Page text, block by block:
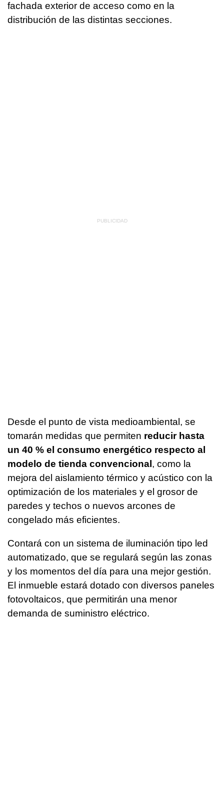
fachada exterior de acceso como en la
distribución de las distintas secciones.
Desde el punto de vista medioambiental, se
tomarán medidas que permiten reducir hasta
un 40 % el consumo energético respecto al
modelo de tienda convencional , como la
mejora del aislamiento térmico y acústico con la
optimización de los materiales y el grosor de
paredes y techos o nuevos arcones de
congelado más eficientes.
Contará con un sistema de iluminación tipo led
automatizado, que se regulará según las zonas
y los momentos del día para una mejor gestión.
El inmueble estará dotado con diversos paneles
fotovoltaicos, que permitirán una menor
demanda de suministro eléctrico.